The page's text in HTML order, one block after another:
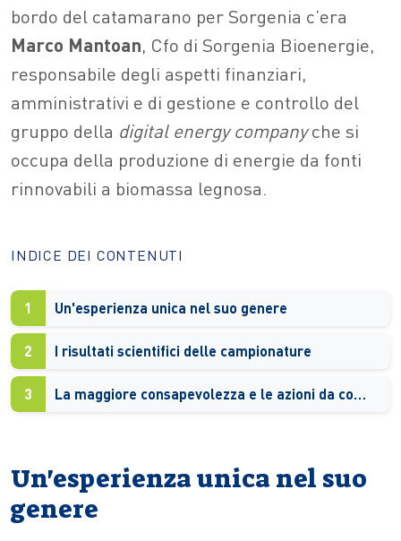
bordo del catamarano per Sorgenia c’era
Marco Mantoan, Cfo di Sorgenia Bioenergie,
responsabile degli aspetti finanziari,
amministrativi e di gestione e controllo del
gruppo della digital energy companyche si
occupa della produzione di energie da fonti
rinnovabili a biomassa legnosa.
INDICE DEI CONTENUTI
1 Un'esperienza unica nel suo genere
2 I risultati scientifici delle campionature
3 La maggiore consapevolezza e le azioni da compiere
Un'esperienza unica nel suo
genere